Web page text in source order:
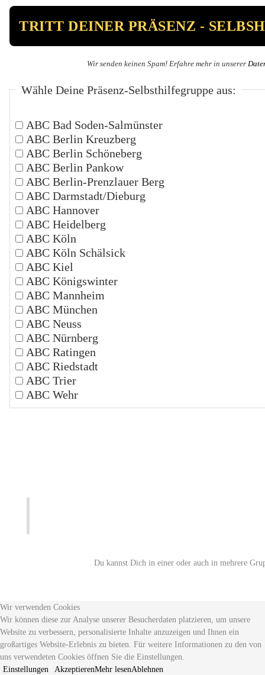
Wir senden keinen Spam! Erfahre mehr in unserer
Wähle Deine Präsenz-Selbsthilfegruppe aus:
ABC Bad Soden-Salmünster
ABC Berlin Kreuzberg
ABC Berlin Schöneberg
ABC Berlin Pankow
ABC Berlin-Prenzlauer Berg
ABC Darmstadt/Dieburg
ABC Hannover
ABC Heidelberg
ABC Köln
ABC Köln Schälsick
ABC Kiel
ABC Königswinter
ABC Mannheim
ABC München
ABC Neuss
ABC Nürnberg
ABC Ratingen
ABC Riedstadt
ABC Trier
ABC Wehr
Du kannst Dich in einer oder auch in mehrere
Wir verwenden Cookies
Wir können diese zur Analyse unserer Besucherdaten platzieren, um unsere
Website zu verbessern, personalisierte Inhalte anzuzeigen und Ihnen ein
großartiges Website-Erlebnis zu bieten. Für weitere Informationen zu den von
uns verwendeten Cookies öffnen Sie die Einstellungen.
Einstellungen
AkzeptierenMehr lesenAblehnen